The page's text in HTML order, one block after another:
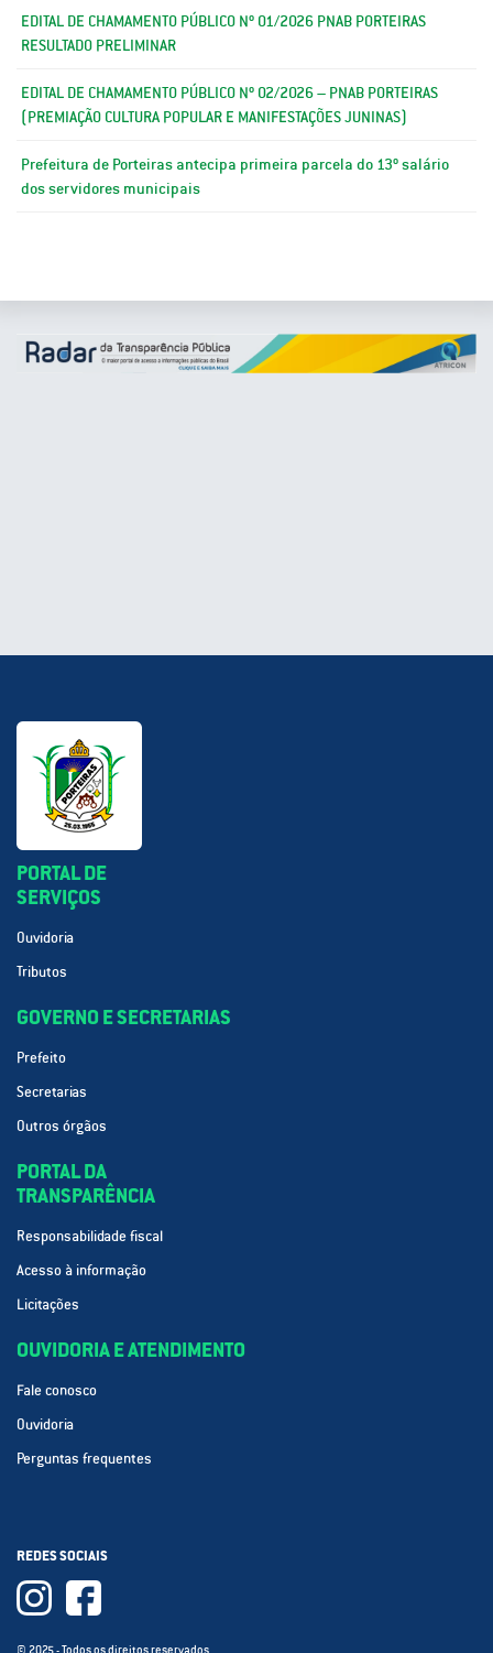
EDITAL DE CHAMAMENTO PÚBLICO Nº 01/2026 PNAB PORTEIRAS
RESULTADO PRELIMINAR
EDITAL DE CHAMAMENTO PÚBLICO Nº 02/2026 – PNAB PORTEIRAS
(PREMIAÇÃO CULTURA POPULAR E MANIFESTAÇÕES JUNINAS)
Prefeitura de Porteiras antecipa primeira parcela do 13º salário
dos servidores municipais
PORTAL DE
SERVIÇOS
Ouvidoria
Tributos
GOVERNO E SECRETARIAS
Prefeito
Secretarias
Outros órgãos
PORTAL DA
TRANSPARÊNCIA
Responsabilidade fiscal
Acesso à informação
Licitações
OUVIDORIA E ATENDIMENTO
Fale conosco
Ouvidoria
Perguntas frequentes
REDES SOCIAIS
© 2025 - Todos os direitos reservados